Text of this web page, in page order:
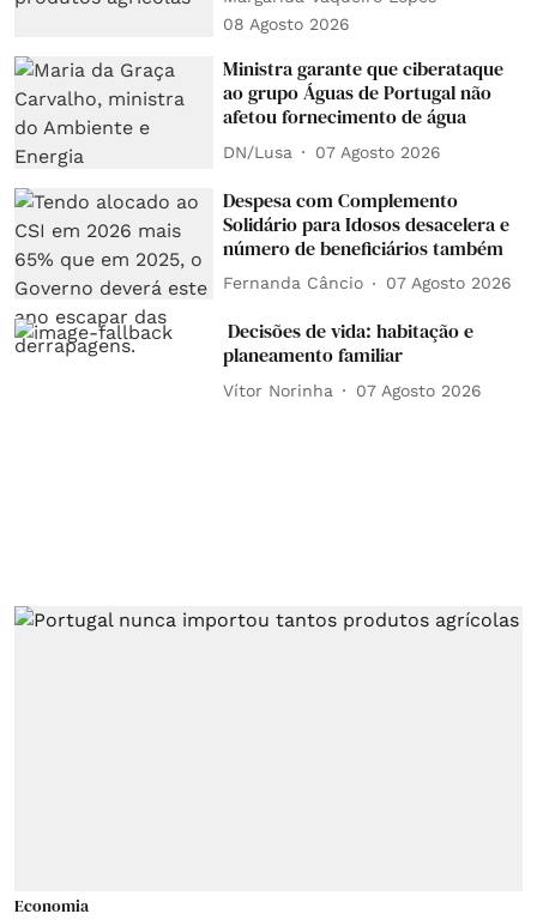
08 Agosto 2026
Ministra garante que ciberataque
ao grupo Águas de Portugal não
afetou fornecimento de água
DN/Lusa 07 Agosto 2026
Despesa com Complemento
Solidário para Idosos desacelera e
número de beneficiários também
Fernanda Câncio 07 Agosto 2026
Decisões de vida: habitação e
planeamento familiar
Vítor Norinha 07 Agosto 2026
Economia